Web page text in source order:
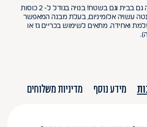
מתאימה לבישול קפה גם בבית וגם בשטח! בנויה בגודל ל- 2 כוסות
עשויה אלומיניום, בעלת מבנה המאפשר
ואחידה. מתאים לשימוש בכריים גז או
מידע נוסף מדיניות משלוחים